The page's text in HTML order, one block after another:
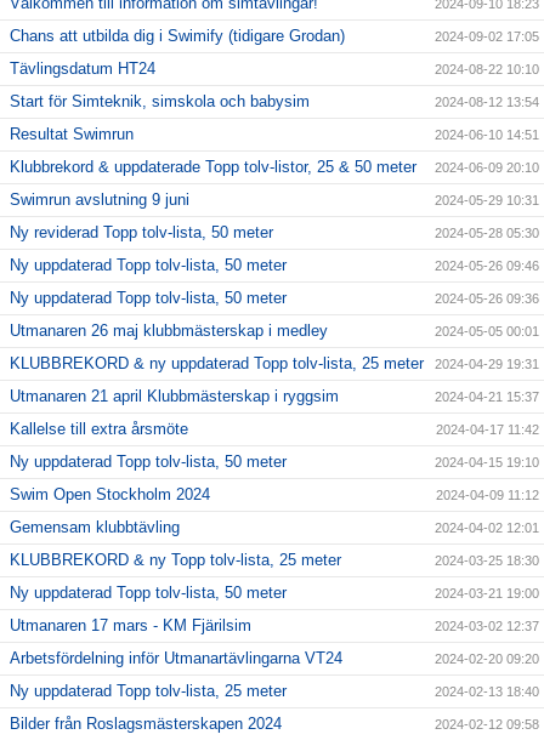
2024-09-10 18:23
Chans att utbilda dig i Swimify (tidigare Grodan) 2024-09-02 17:05
Tävlingsdatum HT24 2024-08-22 10:10
Start för Simteknik, simskola och babysim 2024-08-12 13:54
Resultat Swimrun 2024-06-10 14:51
Klubbrekord & uppdaterade Topp tolv-listor, 25 & 50 meter 2024-06-09 20:10
Swimrun avslutning 9 juni 2024-05-29 10:31
Ny reviderad Topp tolv-lista, 50 meter 2024-05-28 05:30
Ny uppdaterad Topp tolv-lista, 50 meter 2024-05-26 09:46
Ny uppdaterad Topp tolv-lista, 50 meter 2024-05-26 09:36
Utmanaren 26 maj klubbmästerskap i medley 2024-05-05 00:01
KLUBBREKORD & ny uppdaterad Topp tolv-lista, 25 meter 2024-04-29 19:31
Utmanaren 21 april Klubbmästerskap i ryggsim 2024-04-21 15:37
Kallelse till extra årsmöte 2024-04-17 11:42
Ny uppdaterad Topp tolv-lista, 50 meter 2024-04-15 19:10
Swim Open Stockholm 2024 2024-04-09 11:12
Gemensam klubbtävling 2024-04-02 12:01
KLUBBREKORD & ny Topp tolv-lista, 25 meter 2024-03-25 18:30
Ny uppdaterad Topp tolv-lista, 50 meter 2024-03-21 19:00
Utmanaren 17 mars - KM Fjärilsim 2024-03-02 12:37
Arbetsfördelning inför Utmanartävlingarna VT24 2024-02-20 09:20
Ny uppdaterad Topp tolv-lista, 25 meter 2024-02-13 18:40
Bilder från Roslagsmästerskapen 2024 2024-02-12 09:58